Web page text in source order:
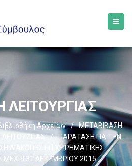
Αρχείων /
ΜΕΤΑΒΙΒΑΣΗ
ΛΕΙΤΟΥΡΓΙΑΣ /
ΠΑΡΑΤΑΣΗ ΓΙΑ ΤΗΝ
ΔΙΑΚΟΠΗΣ ΕΠΙΧΕΙΡΗΜΑΤΙΚΗΣ
31 ΔΕΚΕΜΒΡΙΟΥ 2015